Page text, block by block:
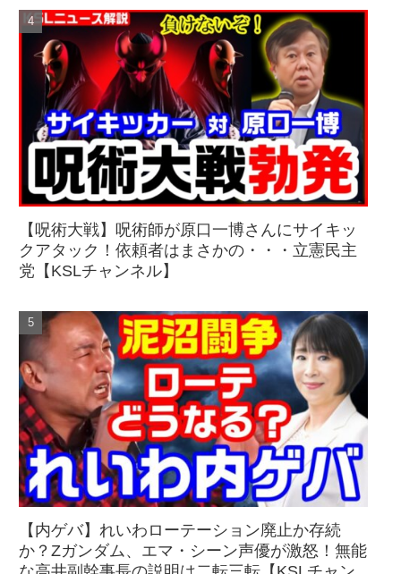
【呪術大戦】呪術師が原口一博さんにサイキッ
クアタック！依頼者はまさかの・・・立憲民主
党【KSLチャンネル】
【内ゲバ】れいわローテーション廃止か存続
か？Zガンダム、エマ・シーン声優が激怒！無能